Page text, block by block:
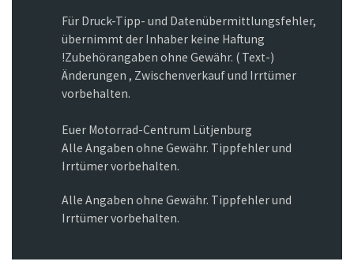
Für Druck-Tipp- und Datenübermittlungsfehler,
übernimmt der Inhaber keine Haftung
!Zubehörangaben ohne Gewähr. ( Text-)
Änderungen , Zwischenverkauf und Irrtümer
vorbehalten.
Euer Motorrad-Centrum Lütjenburg
Alle Angaben ohne Gewähr. Tippfehler und
Irrtümer vorbehalten.
Alle Angaben ohne Gewähr. Tippfehler und
Irrtümer vorbehalten.